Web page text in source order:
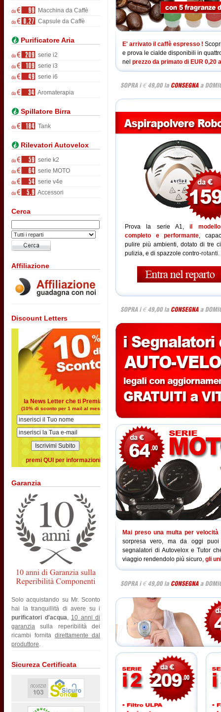
Macchina da Caffè
Capsule da Caffè
Purificatore Aria
serie i2
serie i3
serie i6
Aromaterapia
Spillatore Birra
Tank
Rilevatori Autovelox
serie k2
serie MOTO
serie v4e
Accessori
Cerca
Affiliazione
Discount Letters
la News Letter che ti Premia
(10% di sconto per 1 mail al mese)
premi QUI per informazioni
Garanzia
Solo acquistando su Mr. Sconto
hai la tranquillità di avere su i
purificatori d'acqua, 10 anni di
garanzia sulla reperibilità dei
ricambi fornita direttamente dal
produttore.
Sicureza Certificata
E' arrivato il caffè espresso !
e prova le cialde disponibili in
nel prezzo da primato di EUR 0,20
Prova la serie A1,il
completo e performante,
pulire più ambienti, dotato di tre
pulizia, e di spazzole contro-rotanti.
Mai preso una multa per
sorpresa vero, ma da oggi
segnalatori di Autovelox e Tutor
viaggio rendendolo più sicuro, gli